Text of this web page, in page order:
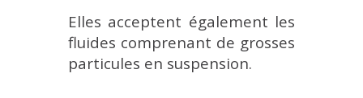
Elles acceptent également les
fluides comprenant de grosses
particules en suspension.